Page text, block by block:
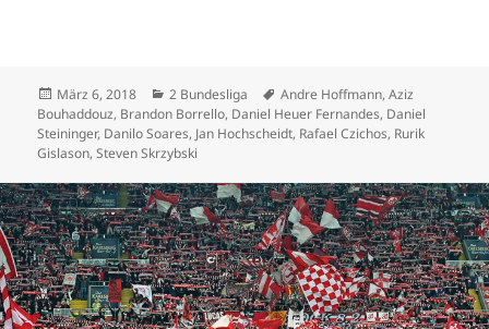
Veröffentlicht
am
März 6, 2018 Kategorien
2 Bundesliga Schlagwörter
Andre Hoffmann,Aziz
Bouhaddouz, Brandon Borrello, Daniel Heuer Fernandes, Daniel
Steininger, Danilo Soares, Jan Hochscheidt, Rafael Czichos, Rurik
Gislason,Steven Skrzybski